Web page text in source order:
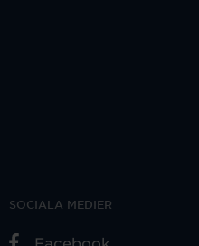
SOCIALA MEDIER
Facebook